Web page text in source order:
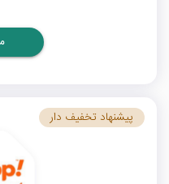
پیشنهاد تخفیف دار